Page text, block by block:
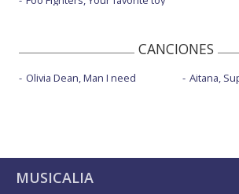
CANCIONES
Olivia Dean, Man I need Aitana,
MUSICALIA